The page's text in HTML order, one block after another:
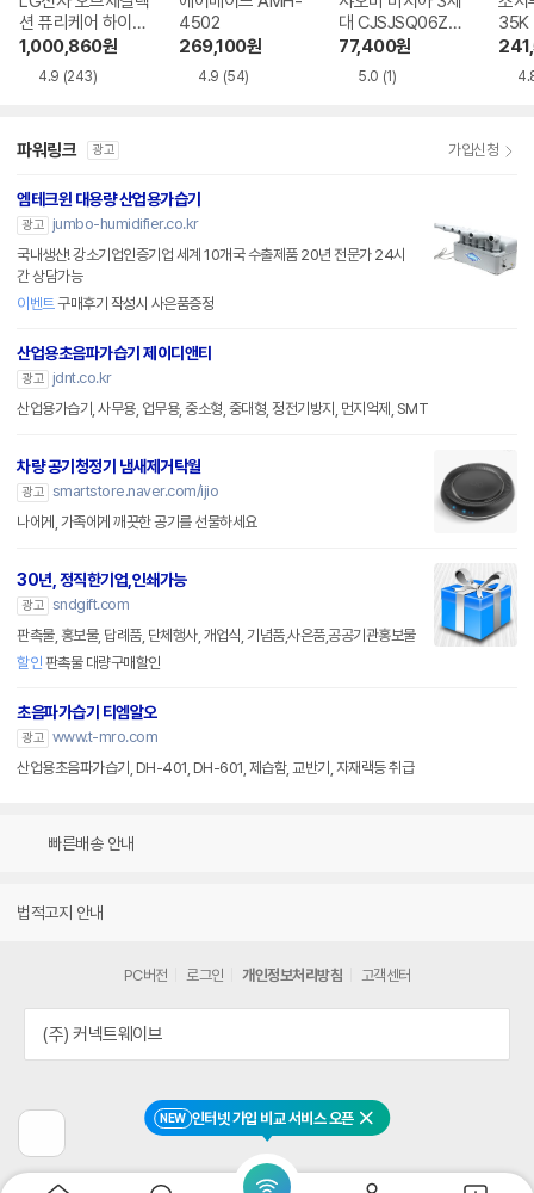
NEW 인터넷 가입 비교 서비스 오픈 닫기
션 퓨리케어 하이드
로타워 HY705RS
UABM
1,000,860원
4.9 (243)
4502
269,100원
4.9 (54)
대 CJSJSQ06ZM
Z
77,400원
5.0 (1)
35K
파워링크 광고 가입신청
엠테크윈 대용량 산업용가습기
광고
jumbo-humidifier.co.kr
국내생산! 강소기업인증기업 세계 10개국 수출제품 20년 전문가 24시
간 상담가능
이벤트구매후기 작성시 사은품증정
산업용초음파가습기 제이디앤티
광고
jdnt.co.kr
산업용가습기, 사무용, 업무용, 중소형, 중대형, 정전기방지, 먼지억제, SMT
차량 공기청정기 냄새제거탁월
광고 smartstore.naver.com/ijio
나에게, 가족에게 깨끗한 공기를 선물하세요
30년, 정직한기업,인쇄가능
광고 sndgift.com
판촉물, 홍보물, 답례품, 단체행사, 개업식, 기념품,사은품,공공기관홍보물
할인 판촉물 대량구매할인
초음파가습기 티엠알오
광고 www.t-mro.com
산업용초음파가습기, DH-401, DH-601, 제습함, 교반기, 자재랙등 취급
빠른배송 안내
법적고지 안내
전
페
PC버전 로그인 개인정보처리방침 고객센터
(주) 커넥트웨이브